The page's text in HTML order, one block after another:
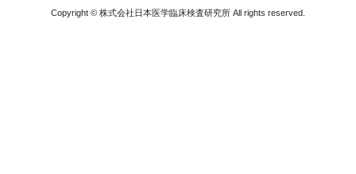
Copyright © 株式会社日本医学臨床検査研究所 All rights reserved.